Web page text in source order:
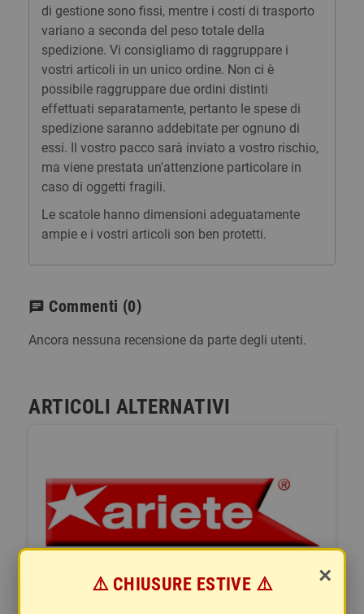
di gestione sono fissi, mentre i costi di trasporto
variano a seconda del peso totale della
spedizione. Vi consigliamo di raggruppare i
vostri articoli in un unico ordine. Non ci è
possibile raggruppare due ordini distinti
effettuati separatamente, pertanto le spese di
spedizione saranno addebitate per ognuno di
essi. Il vostro pacco sarà inviato a vostro rischio,
ma viene prestata un'attenzione particolare in
caso di oggetti fragili.
Le scatole hanno dimensioni adeguatamente
ampie e i vostri articoli son ben protetti.
chat Commenti (0)
Ancora nessuna recensione da parte degli utenti.
ARTICOLI ALTERNATIVI
×
⚠️ CHIUSURE ESTIVE ⚠️